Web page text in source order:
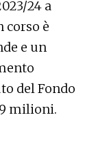
24 a
corso è
e un
del Fondo
milioni.